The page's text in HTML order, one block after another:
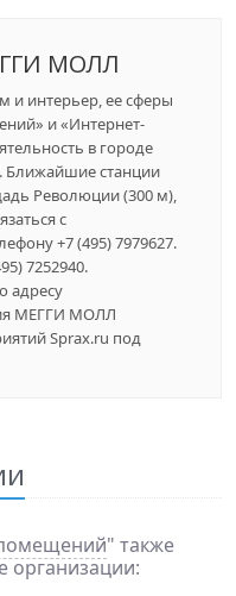
МОЛЛ
и интерьер, ее сферы
и «Интернет-
в городе
Ближайшие станции
Революции (300 м),
с
+7 (495) 7979627.
7252940.
адресу
МЕГГИ МОЛЛ
Sprax.ru под
" также
организации: